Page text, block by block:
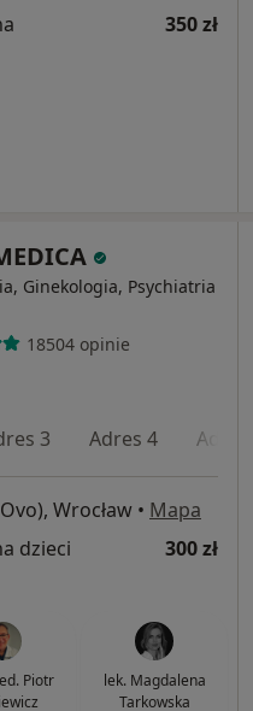
350 zł
Ginekologia, Psychiatria
18504 opinie
3 Adres 4 Adres 5
Wrocław • Mapa
dzieci
300 zł
Piotr
lek. Magdalena
Tarkowska